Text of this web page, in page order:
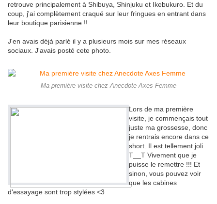
retrouve principalement à Shibuya, Shinjuku et Ikebukuro. Et du
coup, j'ai complètement craqué sur leur fringues en entrant dans
leur boutique parisienne !!
J'en avais déjà parlé il y a plusieurs mois sur mes réseaux
sociaux. J'avais posté cete photo.
Ma première visite chez Anecdote Axes Femme
Lors de ma première
visite, je commençais tout
juste ma grossesse, donc
je rentrais encore dans ce
short. Il est tellement joli
T__T Vivement que je
puisse le remettre !!! Et
sinon, vous pouvez voir
que les cabines
d'essayage sont trop stylées <3